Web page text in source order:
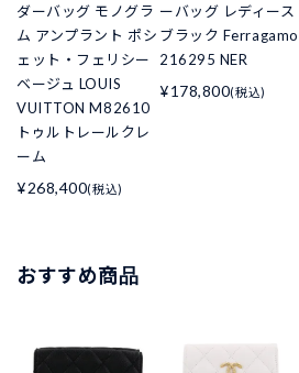
ダーバッグ モノグラ
ム アンプラント ポシ
ェット・フェリシー
ベージュ LOUIS
VUITTON M82610
トゥルトレールクレ
ーム
¥268,400(税込)
ーバッグ レディース
ブラック Ferragamo
216295 NER
¥178,800(税込)
おすすめ商品